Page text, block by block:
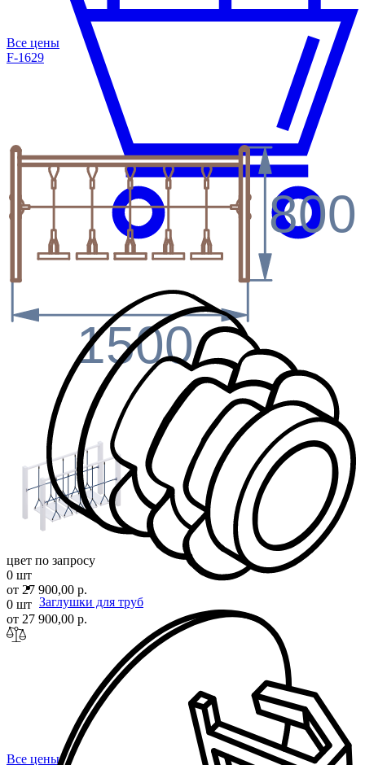
Заглушки для труб
Все цены
F-1629
1500
800
цвет по запросу
0 шт
от 27 900,00 р.
0 шт
от 27 900,00 р.
Все цены